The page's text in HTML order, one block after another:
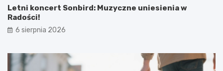
Letni koncert Sonbird: Muzyczne uniesienia w
Radości!
6 sierpnia 2026